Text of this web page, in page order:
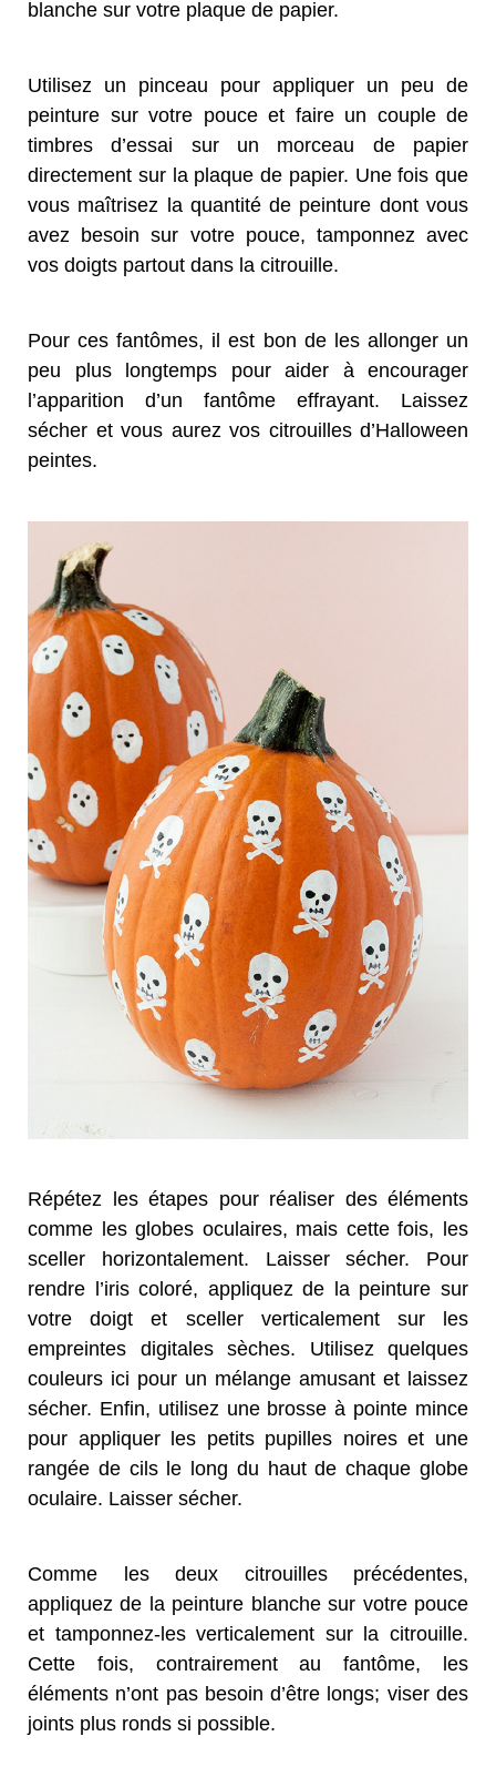
blanche sur votre plaque de papier.
Utilisez un pinceau pour appliquer un peu de
peinture sur votre pouce et faire un couple de
timbres d’essai sur un morceau de papier
directement sur la plaque de papier. Une fois que
vous maîtrisez la quantité de peinture dont vous
avez besoin sur votre pouce, tamponnez avec
vos doigts partout dans la citrouille.
Pour ces fantômes, il est bon de les allonger un
peu plus longtemps pour aider à encourager
l’apparition d’un fantôme effrayant. Laissez
sécher et vous aurez vos citrouilles d’Halloween
peintes.
Répétez les étapes pour réaliser des éléments
comme les globes oculaires, mais cette fois, les
sceller horizontalement. Laisser sécher. Pour
rendre l’iris coloré, appliquez de la peinture sur
votre doigt et sceller verticalement sur les
empreintes digitales sèches. Utilisez quelques
couleurs ici pour un mélange amusant et laissez
sécher. Enfin, utilisez une brosse à pointe mince
pour appliquer les petits pupilles noires et une
rangée de cils le long du haut de chaque globe
oculaire. Laisser sécher.
Comme les deux citrouilles précédentes,
appliquez de la peinture blanche sur votre pouce
et tamponnez-les verticalement sur la citrouille.
Cette fois, contrairement au fantôme, les
éléments n’ont pas besoin d’être longs; viser des
joints plus ronds si possible.